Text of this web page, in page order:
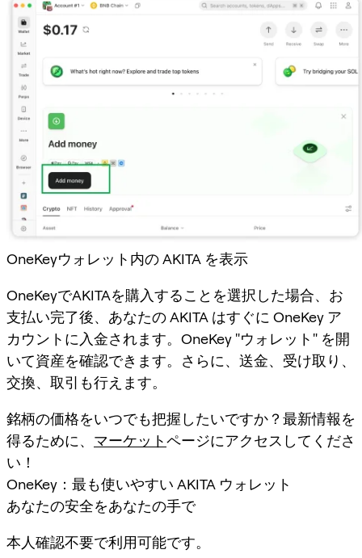
OneKeyウォレット内の AKITA を表示
OneKeyでAKITAを購入することを選択した場合、お
支払い完了後、あなたの AKITA はすぐに OneKey ア
カウントに入金されます。OneKey "ウォレット" を開
いて資産を確認できます。さらに、送金、受け取り、
交換、取引も行えます。
銘柄の価格をいつでも把握したいですか？最新情報を
得るために、 マーケットページにアクセスしてくださ
い！
OneKey：最も使いやすい AKITA ウォレット
あなたの安全をあなたの手で
本人確認不要で利用可能です。